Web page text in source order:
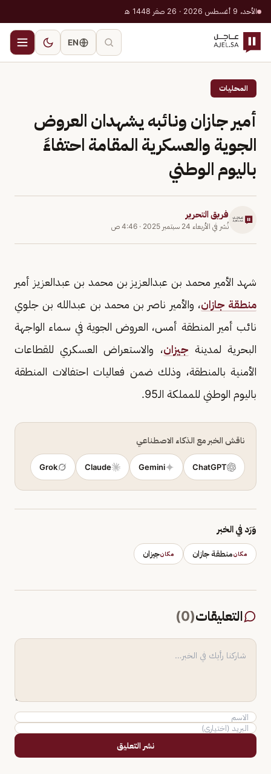
الأحد، 9 أغسطس 2026 · 26 صفر 1448 هـ
EN
المحليات
أمير جازان ونائبه يشهدان العروض
الجوية والعسكرية المقامة احتفاءً
باليوم الوطني
فريق التحرير
نُشر في الأربعاء 24 سبتمبر 2025 · 4:46 ص
شهد الأمير محمد بن عبدالعزيز بن محمد بن عبدالعزيز أمير
منطقة جازان، والأمير ناصر بن محمد بن عبدالله بن جلوي
نائب أمير المنطقة أمس، العروض الجوية في سماء الواجهة
البحرية لمدينة جيزان، والاستعراض العسكري للقطاعات
الأمنية بالمنطقة، وذلك ضمن فعاليات احتفالات المنطقة
باليوم الوطني للمملكة الـ95.
ناقش الخبر مع الذكاء الاصطناعي
ChatGPT
Gemini
Claude
Grok
وَرَد في الخبر
مكانمنطقة جازان مكانجيزان
التعليقات(
0
)
نشر التعليق